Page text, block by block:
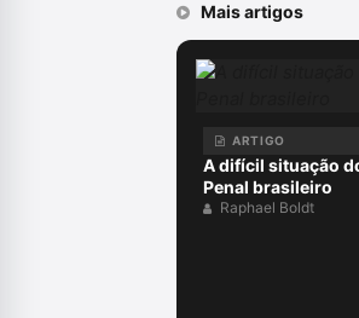
Mais artigos
ARTIGO
A difícil situação
Penal brasileiro
Raphael Boldt